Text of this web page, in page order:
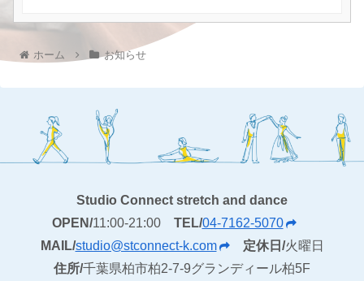
ホーム お知らせ
Studio Connect stretch and dance
OPEN/11:00-21:00 TEL/04-7162-5070
MAIL/studio@stconnect-k.com 定休日/火曜日
住所/千葉県柏市柏2-7-9グランディール柏5F